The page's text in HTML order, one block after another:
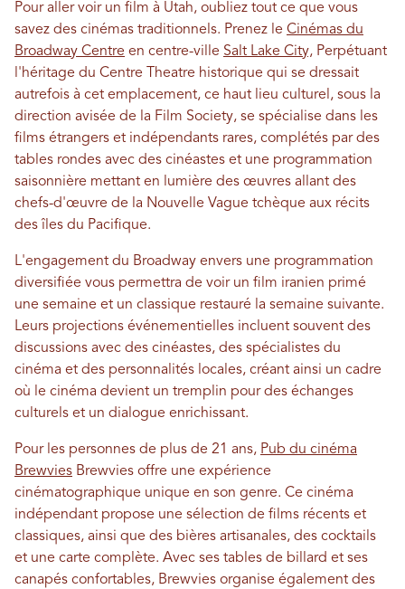
Pour aller voir un film à Utah, oubliez tout ce que vous
savez des cinémas traditionnels. Prenez le Cinémas du
Broadway Centre en centre-ville Salt Lake City, Perpétuant
l'héritage du Centre Theatre historique qui se dressait
autrefois à cet emplacement, ce haut lieu culturel, sous la
direction avisée de la Film Society, se spécialise dans les
films étrangers et indépendants rares, complétés par des
tables rondes avec des cinéastes et une programmation
saisonnière mettant en lumière des œuvres allant des
chefs-d'œuvre de la Nouvelle Vague tchèque aux récits
des îles du Pacifique.
L'engagement du Broadway envers une programmation
diversifiée vous permettra de voir un film iranien primé
une semaine et un classique restauré la semaine suivante.
Leurs projections événementielles incluent souvent des
discussions avec des cinéastes, des spécialistes du
cinéma et des personnalités locales, créant ainsi un cadre
où le cinéma devient un tremplin pour des échanges
culturels et un dialogue enrichissant.
Pour les personnes de plus de 21 ans, Pub du cinéma
Brewvies Brewvies offre une expérience
cinématographique unique en son genre. Ce cinéma
indépendant propose une sélection de films récents et
classiques, ainsi que des bières artisanales, des cocktails
et une carte complète. Avec ses tables de billard et ses
canapés confortables, Brewvies organise également des